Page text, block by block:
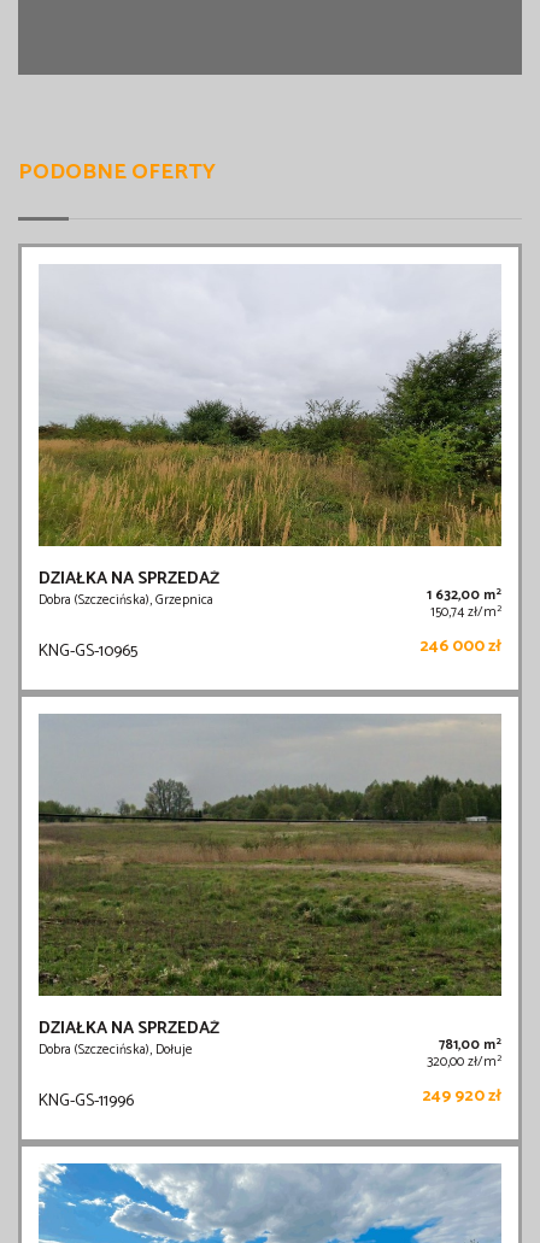
PODOBNE OFERTY
DZIAŁKA NA SPRZEDAŻ
Dobra (Szczecińska), Grzepnica 1 632,00 m2
150,74 zł/m2
KNG-GS-10965 246 000 zł
DZIAŁKA NA SPRZEDAŻ
Dobra (Szczecińska), Dołuje 781,00 m2
320,00 zł/m2
KNG-GS-11996 249 920 zł